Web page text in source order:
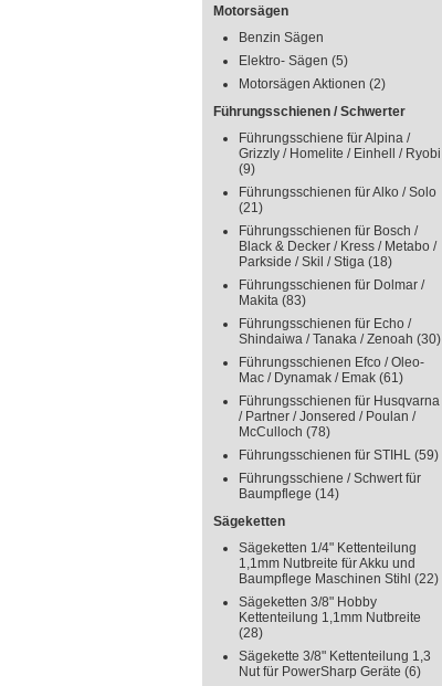
Motorsägen
Benzin Sägen
Elektro- Sägen (5)
Motorsägen Aktionen (2)
Führungsschienen / Schwerter
Führungsschiene für Alpina /
Grizzly / Homelite / Einhell / Ryobi
(9)
Führungsschienen für Alko / Solo
(21)
Führungsschienen für Bosch /
Black & Decker / Kress / Metabo /
Parkside / Skil / Stiga (18)
Führungsschienen für Dolmar /
Makita (83)
Führungsschienen für Echo /
Shindaiwa / Tanaka / Zenoah (30)
Führungsschienen Efco / Oleo-
Mac / Dynamak / Emak (61)
Führungsschienen für Husqvarna
/ Partner / Jonsered / Poulan /
McCulloch (78)
Führungsschienen für STIHL (59)
Führungsschiene / Schwert für
Baumpflege (14)
Sägeketten
Sägeketten 1/4" Kettenteilung
1,1mm Nutbreite für Akku und
Baumpflege Maschinen Stihl (22)
Sägeketten 3/8" Hobby
Kettenteilung 1,1mm Nutbreite
(28)
Sägekette 3/8" Kettenteilung 1,3
Nut für PowerSharp Geräte (6)